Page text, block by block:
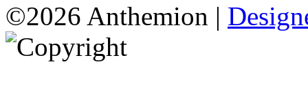
©2026 Anthemion |